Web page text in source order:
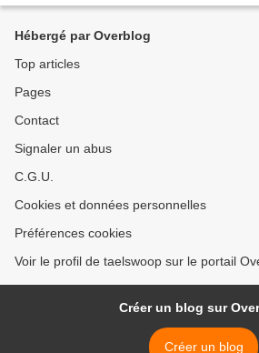
Hébergé par Overblog
Top articles
Pages
Contact
Signaler un abus
C.G.U.
Cookies et données personnelles
Préférences cookies
Voir le profil de taelswoop sur le portail
Créer un blog sur
Créer un blog